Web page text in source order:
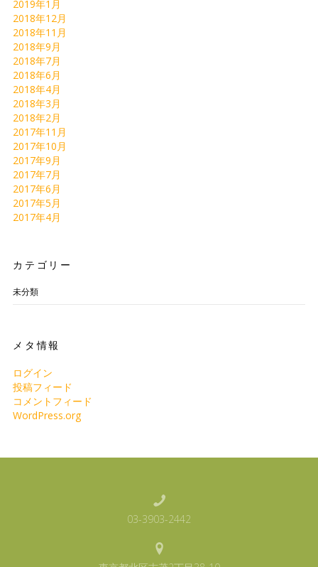
2019年1月
2018年12月
2018年11月
2018年9月
2018年7月
2018年6月
2018年4月
2018年3月
2018年2月
2017年11月
2017年10月
2017年9月
2017年7月
2017年6月
2017年5月
2017年4月
カテゴリー
未分類
メタ情報
ログイン
投稿フィード
コメントフィード
WordPress.org
03-3903-2442